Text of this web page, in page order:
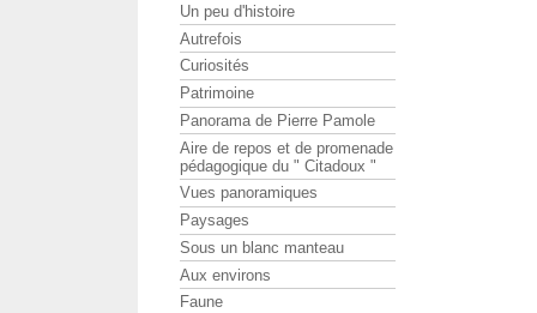
Un peu d'histoire
Autrefois
Curiosités
Patrimoine
Panorama de Pierre Pamole
Aire de repos et de promenade
pédagogique du " Citadoux "
Vues panoramiques
Paysages
Sous un blanc manteau
Aux environs
Faune